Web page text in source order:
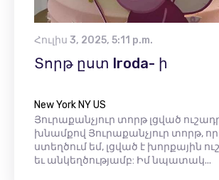
Հուլիս 3, 2025, 5:11 p.m.
Տորթ ըստ Iroda- ի
New York NY US
Յուրաքանչյուր տորթ լցված
խնամքով Յուրաքանչյուր տորթ,
ստեղծում եմ, լցված է խորքային
եւ անկեղծությամբ: Իմ նպատակ...